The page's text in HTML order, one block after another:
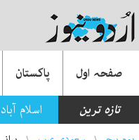
صفحہ اول پاکستان
تازہ ترین
اسلام